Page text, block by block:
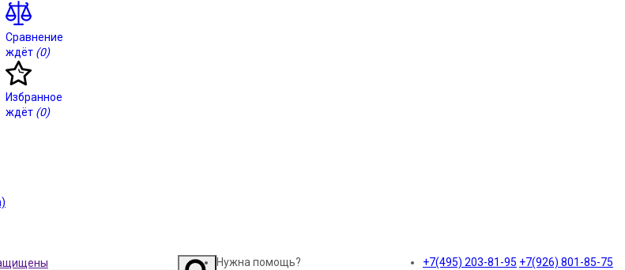
Сравнение
ждёт (0)
Избранное
ждёт (0)
Нужна помощь?
+7(495) 203-81-95 +7(926) 801-85-75